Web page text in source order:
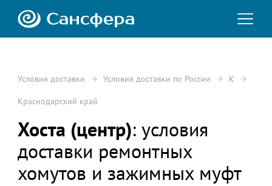
Условия доставки Условия доставки по России К
Краснодарский край
Хоста (центр): условия
доставки ремонтных
хомутов и зажимных муфт